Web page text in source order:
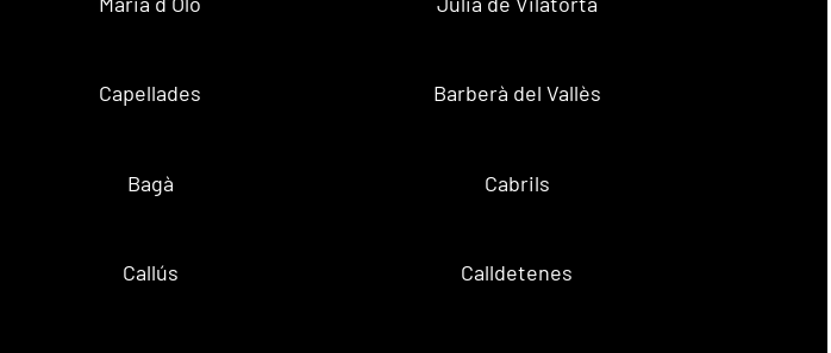
Capellades Barberà del Vallès
Bagà Cabrils
Callús Calldetenes